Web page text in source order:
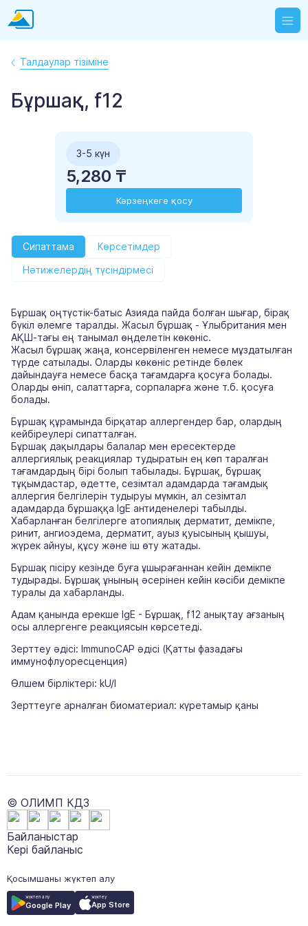
Талдаулар тізіміне
Бұршақ, f12
3-5 күн
5,280 ₸
Кәрзеңкеге қосу
Сипаттама
Көрсетімдер
Нәтижелердің түсіндірмесі
Бұршақ оңтүстік-батыс Азияда пайда болған шығар, бірақ
бүкіл әлемге таралды. Жасыл бұршақ - Ұлыбритания мен
АҚШ-тағы ең танымал өңделетін көкөніс.
Жасыл бұршақ жаңа, консервіленген немесе мұздатылған
түрде сатылады. Оларды көкөніс ретінде бөлек
дайындауға немесе басқа тағамдарға қосуға болады.
Оларды өніп, салаттарға, сорпаларға және т.б. қосуға
болады.
Бұршақ құрамында бірқатар аллергендер бар, олардың
кейбіреулері сипатталған.
Бұршақ дақылдары балалар мен ересектерде
аллергиялық реакциялар тудыратын ең көп таралған
тағамдардың бірі болып табылады. Бұршақ, бұршақ
тұқымдастар, әдетте, сезімтал адамдарда тағамдық
аллергия белгілерін тудыруы мүмкін, ал сезімтал
адамдарда бұршаққа IgE антиденелері табылды.
Хабарланған белгілерге атопиялық дерматит, демікпе,
ринит, ангиоэдема, дерматит, ауыз қуысының қышуы,
жүрек айнуы, құсу және іш өту жатады.
Бұршақ пісіру кезінде буға ұшырағаннан кейін демікпе
тудырады. Бұршақ ұнының әсерінен кейін кәсіби демікпе
туралы да хабарланды.
Адам қанында ерекше IgE - Бұршақ, f12 анықтау ағзаның
осы аллергенге реакциясын көрсетеді.
Зерттеу әдісі: ImmunoCAP әдісі (Қатты фазадағы
иммунофлуоресценция)
Өлшем бірліктері: kU/l
Зерттеуге арналған биоматериал: күретамыр қаны
© ОЛИМП КДЗ
Байланыстар
Кері байланыс
Қосымшаны жүктеп алу
жүктеп алу
Google Play
жүктеу
App Store